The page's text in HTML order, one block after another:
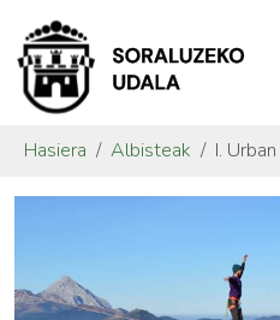
Hasiera Albisteak I.